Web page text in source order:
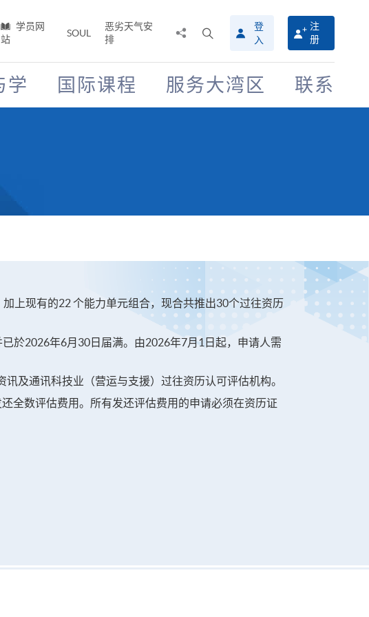
学员网
站
SOUL
恶劣天气安
排
搜
寻
介
面
登
入
注
册
学 国际课程 服务大湾区 联系
上现有的22 个能力单元组合，现合共推出30个过往资历
於2026年6月30日届满。由2026年7月1日起，申请人需
及通讯科技业（营运与支援）过往资历认可评估机构。
全数评估费用。所有发还评估费用的申请必须在资历证